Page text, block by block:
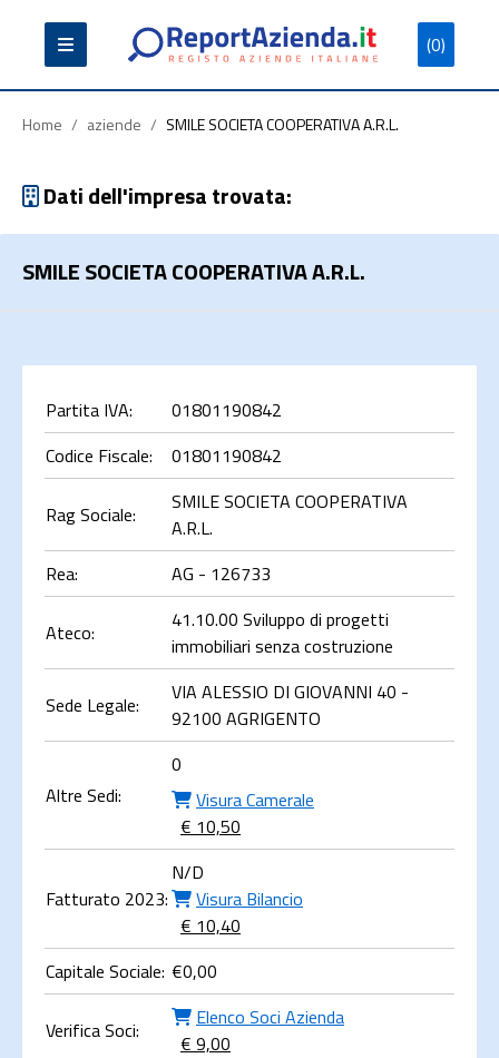
(0)
Partita
Iva
Codice
Fiscale
Ragione
Sociale
Cerca
Home / aziende / SMILE SOCIETA COOPERATIVA A.R.L.
Dati dell'impresa trovata:
SMILE SOCIETA COOPERATIVA A.R.L.
Partita IVA:
01801190842
Codice Fiscale:
01801190842
Rag Sociale:
SMILE SOCIETA COOPERATIVA
A.R.L.
Rea:
AG - 126733
Ateco:
41.10.00 Sviluppo di progetti
immobiliari senza costruzione
Sede Legale:
VIA ALESSIO DI GIOVANNI 40 -
92100 AGRIGENTO
Altre Sedi:
0
Visura Camerale
€ 10,50
Fatturato 2023:
N/D
Visura Bilancio
€ 10,40
Capitale Sociale: €0,00
Verifica Soci:
Elenco Soci Azienda
€ 9,00